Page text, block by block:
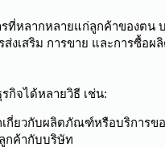
รที่หลากหลายแก่ลูกค้าของตน
ส่งเสริม การขาย และการซื้อ
กิจได้หลายวิธี เช่น:
เกี่ยวกับผลิตภัณฑ์หรือบริการ
กค้ากับบริษัท